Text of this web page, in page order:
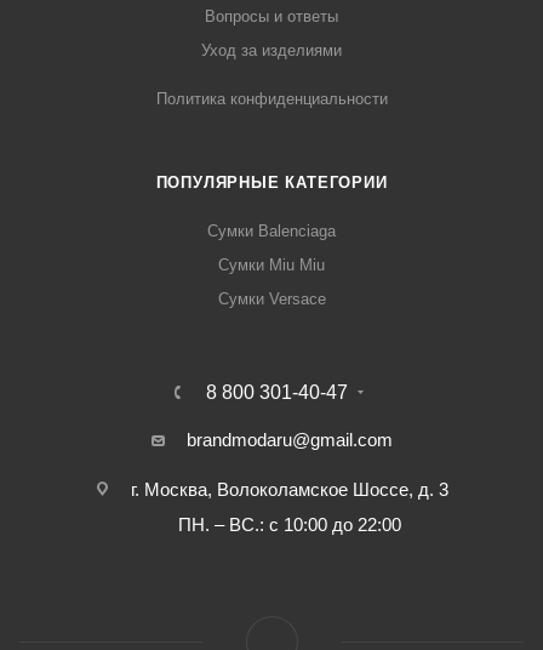
Вопросы и ответы
Уход за изделиями
Политика конфиденциальности
ПОПУЛЯРНЫЕ КАТЕГОРИИ
Сумки Balenciaga
Сумки Miu Miu
Сумки Versace
8 800 301-40-47
brandmodaru@gmail.com
г. Москва, Волоколамское Шоссе, д. 3
ПН. – ВС.: с 10:00 до 22:00